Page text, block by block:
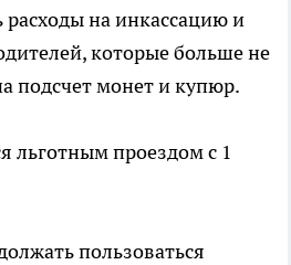
расходы на инкассацию и
которые больше не
подсчет монет и купюр.
льготным проездом с 1
пользоваться